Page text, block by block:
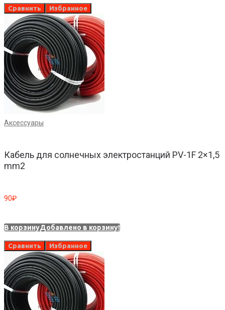
Сравнить Избранное
Аксессуары
Кабель для солнечных электростанций PV-1F 2×1,5
mm2
90₽
В корзинуДобавлено в корзину!
Сравнить Избранное